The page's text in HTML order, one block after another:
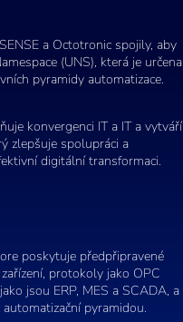
a Octotronic spojily, aby
(UNS), která je určena
pyramidy automatizace.
konvergenci IT a IT a vytváří
zlepšuje spolupráci a
digitální transformaci.
poskytuje předpřipravené
protokoly jako OPC
jsou ERP, MES a SCADA, a
pyramidou.